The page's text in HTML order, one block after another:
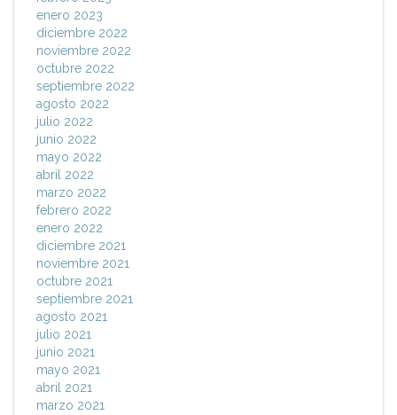
enero 2023
diciembre 2022
noviembre 2022
octubre 2022
septiembre 2022
agosto 2022
julio 2022
junio 2022
mayo 2022
abril 2022
marzo 2022
febrero 2022
enero 2022
diciembre 2021
noviembre 2021
octubre 2021
septiembre 2021
agosto 2021
julio 2021
junio 2021
mayo 2021
abril 2021
marzo 2021